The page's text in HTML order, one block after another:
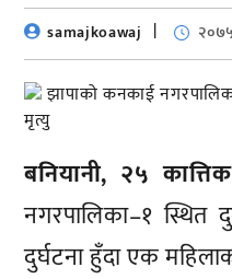
samajkoawaj
बनियानी, २५
नगरपालिका–१ स्थित
दुर्घटना हुँदा एक